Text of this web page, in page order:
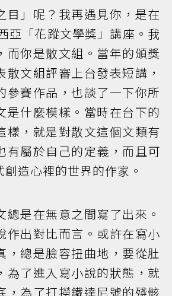
目」呢？我再遇見你，是在
亞「花蹤文學獎」講座。我
而你是散文組。當年的頒獎
散文組評審上台發表短講，
參賽作品，也談了一下你所
是什麼模樣。當時在台下的
樣，就是對散文這個文類有
有屬於自己的定義，而且可
造心裡的世界的作家。
總是在無意之間寫了出來。
作出對比而言。或許在寫小
，總是臉容扭曲地，要從肚
為了進入寫小說的狀態，就
，為了打撈鐵達尼號的殘骸